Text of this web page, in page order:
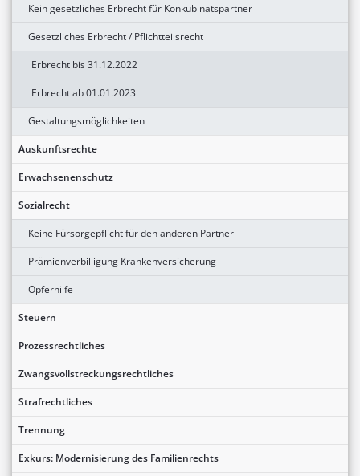
Kein gesetzliches Erbrecht für Konkubinatspartner
Gesetzliches Erbrecht / Pflichtteilsrecht
Erbrecht bis 31.12.2022
Erbrecht ab 01.01.2023
Gestaltungsmöglichkeiten
Auskunftsrechte
Erwachsenenschutz
Sozialrecht
Keine Fürsorgepflicht für den anderen Partner
Prämienverbilligung Krankenversicherung
Opferhilfe
Steuern
Prozessrechtliches
Zwangsvollstreckungsrechtliches
Strafrechtliches
Trennung
Exkurs: Modernisierung des Familienrechts